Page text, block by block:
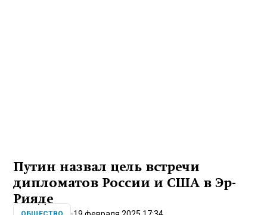
Путин назвал цель встречи
дипломатов России и США в Эр-
Рияде